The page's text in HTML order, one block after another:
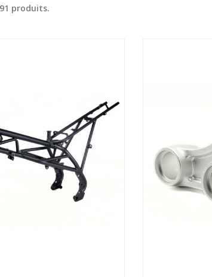
produits.